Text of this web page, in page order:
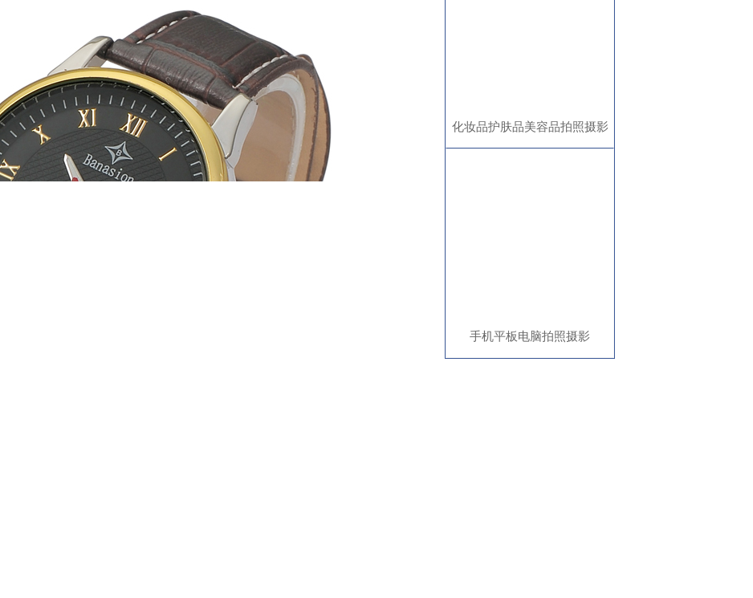
化妆品护肤品美容品拍照摄影
手机平板电脑拍照摄影